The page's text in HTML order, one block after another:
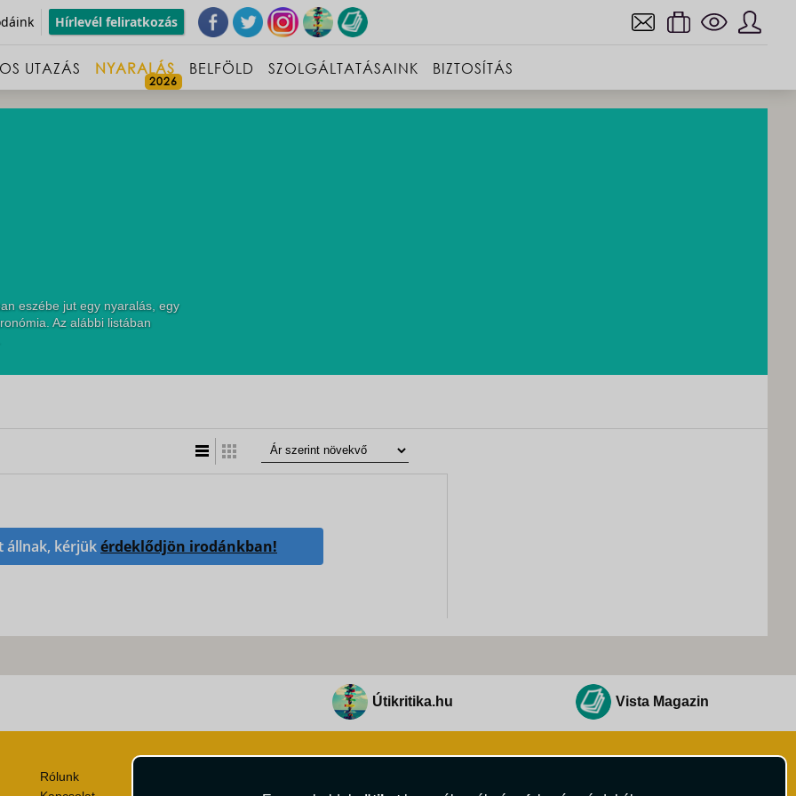
Hírlevél feliratkozás
UTAZÁS NYARALÁS BELFÖLD SZOLGÁLTATÁSAINK BIZTOSÍTÁS
eszébe jut egy nyaralás, egy
Az alábbi listában
állnak, kérjükérdeklődjön irodánkban!
Útikritika.hu Vista Magazin
Rólunk